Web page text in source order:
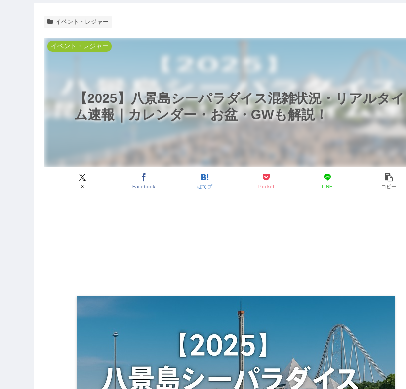
イベント・レジャー
【2025】八景島シーパラダイス混雑状況・リアルタイ
ム速報｜カレンダー・お盆・GWも解説！
イベント・レジャー
X Facebook はてブ Pocket LINE コピー